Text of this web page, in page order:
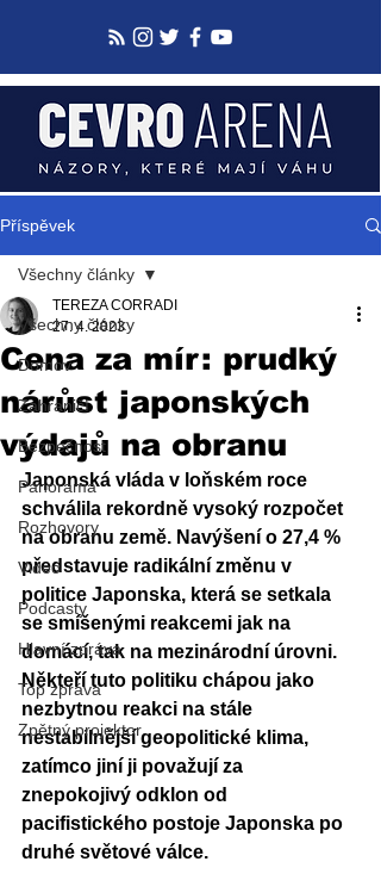
Příspěvek
Všechny články
Domov
Zahraničí
Bezpečnost
Panorama
Rozhovory
Video
Podcasty
Hlavní zpráva
Top zpráva
Zpětný projektor
Všechny články
Cena za mír: prudký
nárůst japonských
výdajů na obranu
TEREZA CORRADI
27. 4. 2023
Japonská vláda v loňském roce
schválila rekordně vysoký rozpočet
na obranu země. Navýšení o 27,4 %
představuje radikální změnu v
politice Japonska, která se setkala
se smíšenými reakcemi jak na
domácí, tak na mezinárodní úrovni.
Někteří tuto politiku chápou jako
nezbytnou reakci na stále
nestabilnější geopolitické klima,
zatímco jiní ji považují za
znepokojivý odklon od
pacifistického postoje Japonska po
druhé světové válce.